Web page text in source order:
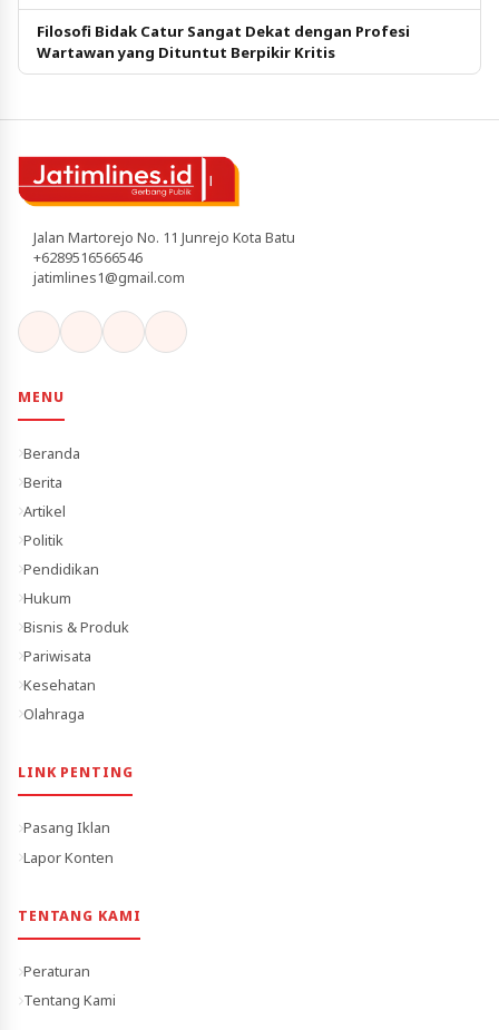
Filosofi Bidak Catur Sangat Dekat dengan Profesi
Wartawan yang Dituntut Berpikir Kritis
Jalan Martorejo No. 11 Junrejo Kota Batu
+6289516566546
jatimlines1@gmail.com
MENU
Beranda
Berita
Artikel
Politik
Pendidikan
Hukum
Bisnis & Produk
Pariwisata
Kesehatan
Olahraga
LINK PENTING
Pasang Iklan
Lapor Konten
TENTANG KAMI
Peraturan
Tentang Kami